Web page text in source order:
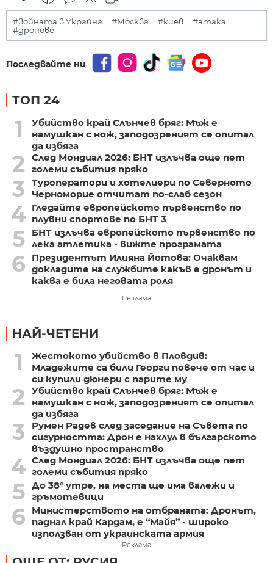
#войната в Украйна #Москва #киев
#атака
#дронове
Последвайте ни
ТОП 24
1
Убийство край Слънчев бряг: Мъж е
намушкан с нож, заподозреният се опитал
да избяга
2
След Мондиал 2026: БНТ излъчва още пет
големи събития пряко
3
Туроператори и хотелиери по Северното
Черноморие отчитат по-слаб сезон
4 Гледайте европейското първенство по
плувни спортове по БНТ 3
5
БНТ излъчва европейското първенство по
лека атлетика - вижте програмата
6
Президентът Илияна Йотова: Очаквам
докладите на службите какъв е дронът и
каква е била неговата роля
Реклама
НАЙ-ЧЕТЕНИ
1
Жестокото убийство в Пловдив:
Младежите са били Георги повече от час и
си купили дюнери с парите му
2
Убийство край Слънчев бряг: Мъж е
намушкан с нож, заподозреният се опитал
да избяга
3
Румен Радев след заседание на Съвета по
сигурността: Дрон е нахлул в българското
въздушно пространство
4 След Мондиал 2026: БНТ излъчва още пет
големи събития пряко
5 До 38° утре, на места ще има валежи и
гръмотевици
6
Министерството на отбраната: Дронът,
паднал край Кардам, е “Майя” - широко
използван от украинската армия
Реклама